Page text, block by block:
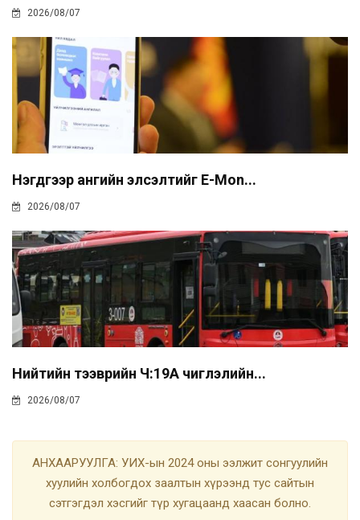
2026/08/07
Нэгдүгээр ангийн элсэлтийг E-Mon...
2026/08/07
Нийтийн тээврийн Ч:19А чиглэлийн...
2026/08/07
АНХААРУУЛГА: УИХ-ын 2024 оны ээлжит сонгуулийн
хуулийн холбогдох заалтын хүрээнд тус сайтын
сэтгэгдэл хэсгийг түр хугацаанд хаасан болно.